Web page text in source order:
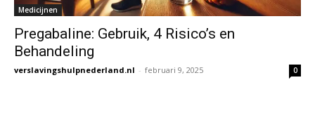
Medicijnen
Pregabaline: Gebruik, 4 Risico’s en
Behandeling
verslavingshulpnederland.nl - februari 9, 2025 0